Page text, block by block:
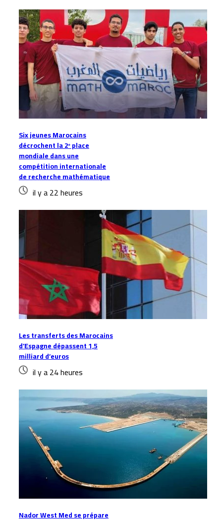
Six jeunes Marocains
décrochent la 2ᵉ place
mondiale dans une
compétition internationale
de recherche mathématique
il y a 22 heures
Les transferts des Marocains
d’Espagne dépassent 1,5
milliard d’euros
il y a 24 heures
Nador West Med se prépare